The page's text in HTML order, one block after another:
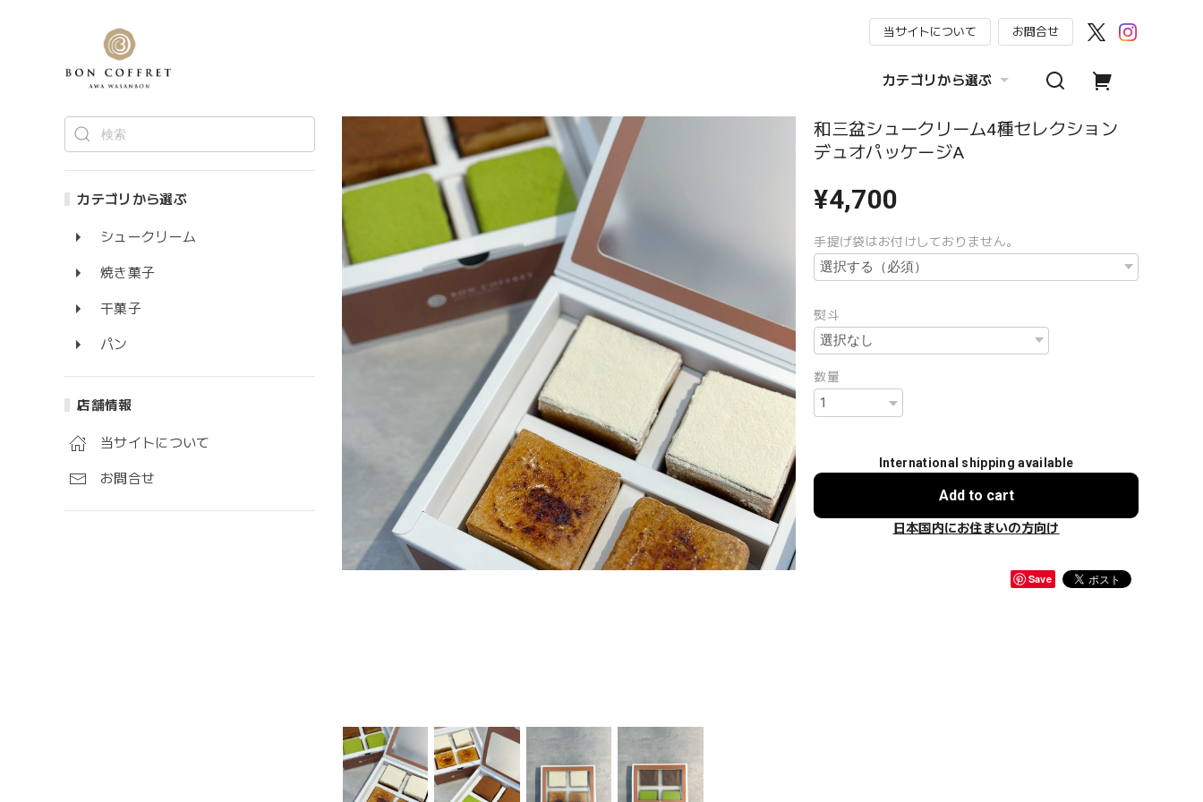
当サイトについて お問合せ
カテゴリから選ぶ
カテゴリから選ぶ
シュークリーム
焼き菓子
干菓子
パン
店舗情報
当サイトについて
お問合せ
和三盆シュークリーム4種セレクション
デュオパッケージA
¥4,700
手提げ袋はお付けしておりません。
熨斗
数量
International shipping available
Add to cart
日本国内にお住まいの方向け
Save